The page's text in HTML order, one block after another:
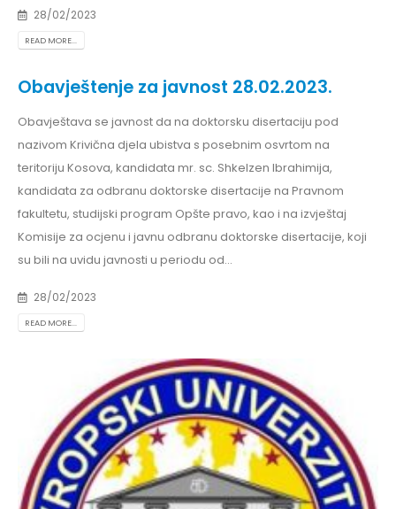
28/02/2023
READ MORE...
Obavještenje za javnost 28.02.2023.
Obavještava se javnost da na doktorsku disertaciju pod
nazivom Krivična djela ubistva s posebnim osvrtom na
teritoriju Kosova, kandidata mr. sc. Shkelzen Ibrahimija,
kandidata za odbranu doktorske disertacije na Pravnom
fakultetu, studijski program Opšte pravo, kao i na izvještaj
Komisije za ocjenu i javnu odbranu doktorske disertacije, koji
su bili na uvidu javnosti u periodu od...
28/02/2023
READ MORE...